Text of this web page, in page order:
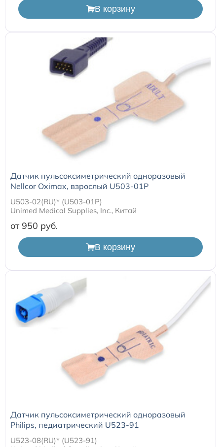
В корзину
Датчик пульсоксиметрический одноразовый
Nellcor Oximax, взрослый U503-01P
U503-02(RU)* (U503-01P)
Unimed Medical Supplies, Inc., Китай
от 950
В корзину
Датчик пульсоксиметрический одноразовый
Philips, педиатрический U523-91
U523-08(RU)* (U523-91)
Расходные материалы для транскутанного монитора
Sentec
Расходные материалы к аппарату Авента-М
Расходные материалы к аппаратам ИВЛ Hamilton
Расходные материалы к аппаратам ИВЛ Mindray
Расходные материалы к аппаратам ИВЛ Drager
Расходные материалы к аппаратам Philips